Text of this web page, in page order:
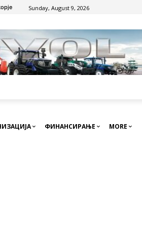
Sunday, August 9, 2026
ФИНАНСИРАЊЕ MORE